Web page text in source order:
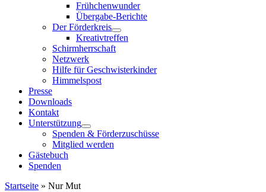
Frühchenwunder
Übergabe-Berichte
Der Förderkreis
Kreativtreffen
Schirmherrschaft
Netzwerk
Hilfe für Geschwisterkinder
Himmelspost
Presse
Downloads
Kontakt
Unterstützung
Spenden & Förderzuschüsse
Mitglied werden
Gästebuch
Spenden
Startseite » Nur Mut